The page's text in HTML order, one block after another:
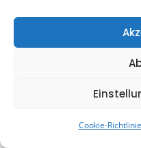
Cookie-Richtlinie
i
t
City
i